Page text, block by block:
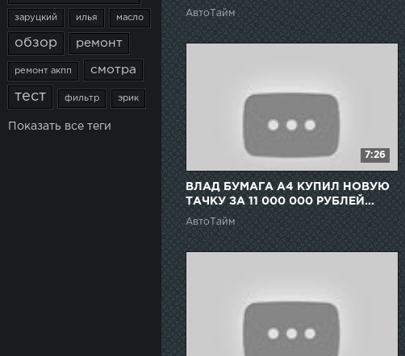
заруцкий илья масло
обзор ремонт
ремонт акпп смотра
тест фильтр эрик
Показать все теги
ИНФЫ
АвтоТайм
7:26
ВЛАД БУМАГА А4 КУПИЛ НОВУЮ
ТАЧКУ ЗА 11 000 000 РУБЛЕЙ...
УРА!
АвтоТайм